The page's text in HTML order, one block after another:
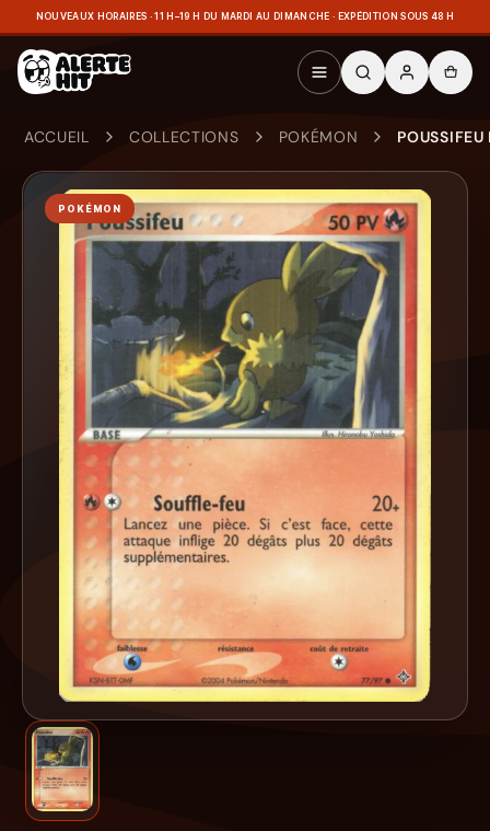
NOUVEAUX HORAIRES · 11 H–19 H DU MARDI AU DIMANCHE · EXPÉDITION SOUS 48 H
ACCUEIL COLLECTIONS POKÉMON
POKÉMON